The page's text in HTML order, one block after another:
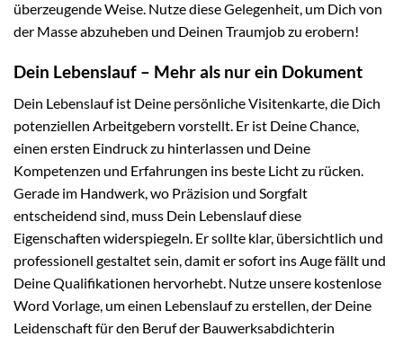
überzeugende Weise. Nutze diese Gelegenheit, um Dich von
der Masse abzuheben und Deinen Traumjob zu erobern!
Dein Lebenslauf – Mehr als nur ein Dokument
Dein Lebenslauf ist Deine persönliche Visitenkarte, die Dich
potenziellen Arbeitgebern vorstellt. Er ist Deine Chance,
einen ersten Eindruck zu hinterlassen und Deine
Kompetenzen und Erfahrungen ins beste Licht zu rücken.
Gerade im Handwerk, wo Präzision und Sorgfalt
entscheidend sind, muss Dein Lebenslauf diese
Eigenschaften widerspiegeln. Er sollte klar, übersichtlich und
professionell gestaltet sein, damit er sofort ins Auge fällt und
Deine Qualifikationen hervorhebt. Nutze unsere kostenlose
Word Vorlage, um einen Lebenslauf zu erstellen, der Deine
Leidenschaft für den Beruf der Bauwerksabdichterin